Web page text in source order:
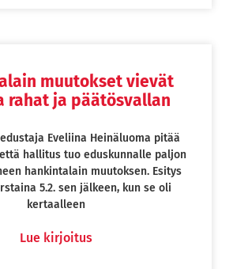
muutokset vievät
rahat ja päätösvallan
Eveliina Heinäluoma pitää
hallitus tuo eduskunnalle paljon
hankintalain muutoksen. Esitys
5.2. sen jälkeen, kun se oli
kertaalleen
Lue kirjoitus